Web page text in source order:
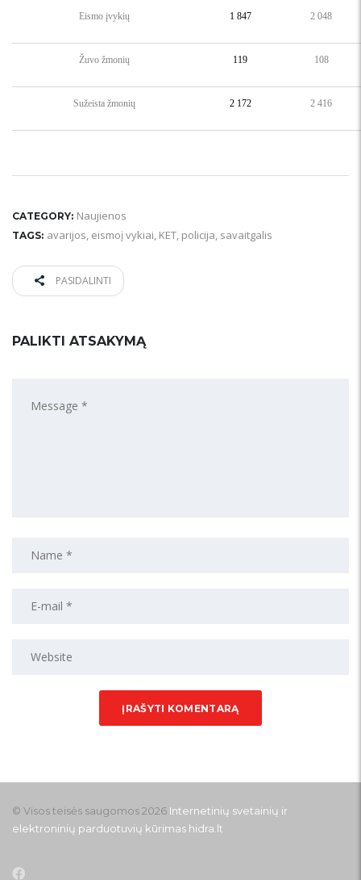
Eismo įvykių 1 847 2 048
Žuvo žmonių 119 108
Sužeista žmonių 2 172 2 416
CATEGORY: Naujienos
TAGS: avarijos, eismoį vykiai, KET, policija, savaitgalis
PASIDALINTI
PALIKTI ATSAKYMĄ
© Visos teisės saugomos 2026 Internetinių svetainių ir
elektroninių parduotuvių kūrimas hidra.lt